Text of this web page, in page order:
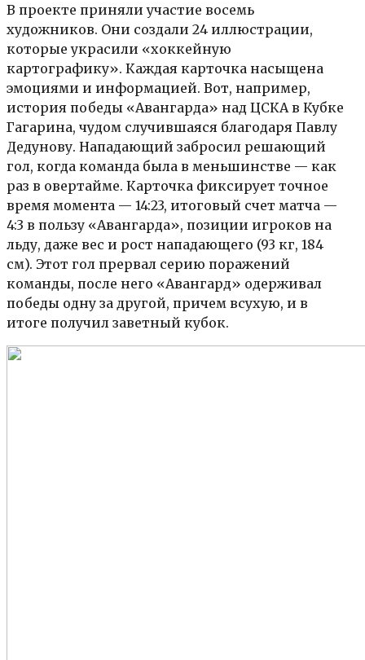
В проекте приняли участие восемь
художников. Они создали 24 иллюстрации,
которые украсили «хоккейную
картографику». Каждая карточка насыщена
эмоциями и информацией. Вот, например,
история победы «Авангарда» над ЦСКА в Кубке
Гагарина, чудом случившаяся благодаря Павлу
Дедунову. Нападающий забросил решающий
гол, когда команда была в меньшинстве — как
раз в овертайме. Карточка фиксирует точное
время момента — 14:23, итоговый счет матча —
4:3 в пользу «Авангарда», позиции игроков на
льду, даже вес и рост нападающего (93 кг, 184
см). Этот гол прервал серию поражений
команды, после него «Авангард» одерживал
победы одну за другой, причем всухую, и в
итоге получил заветный кубок.